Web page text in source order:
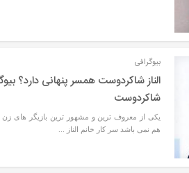
بیوگرافی
الناز شاکردوست همسر پنهانی دارد؟
شاکردوست
یکی از معروف ترین و مشهور ترین بازیگر های
هم نمی باشد سر کار خانم الناز ...